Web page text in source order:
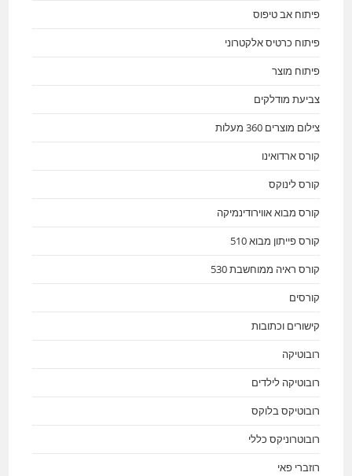
פיתוח אב טיפוס
פיתוח כרטיס אלקטרוני
פיתוח מוצר
צביעת מודלקים
צילום מוצרים 360 מעלות
קורס ארדואינו
קורס לינוקס
קורס מבוא אווירודינמיקה
קורס פייתון מבוא 510
קורס ראיה ממוחשבת 530
קורסים
קישורים וכתובות
רובוטיקה
רובוטיקה לילדים
רובוטיקס בלוקס
רובוטרוניקס כללי
רוזברי פאי